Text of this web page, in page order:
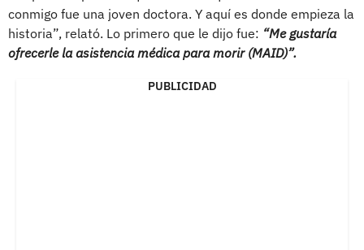
conmigo fue una joven doctora. Y aquí es donde empieza la
historia”, relató. Lo primero que le dijo fue: “Me gustaría
ofrecerle la asistencia médica para morir (MAID)”.
PUBLICIDAD